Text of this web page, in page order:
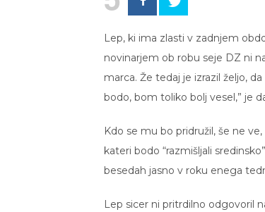
Lep, ki ima zlasti v zadnjem
novinarjem ob robu seje DZ ni
marca. Že tedaj je izrazil željo,
bodo, bom toliko bolj vesel,” je
Kdo se mu bo pridružil, še ne
kateri bodo “razmišljali
besedah jasno v roku enega
Lep sicer ni pritrdilno odgovoril